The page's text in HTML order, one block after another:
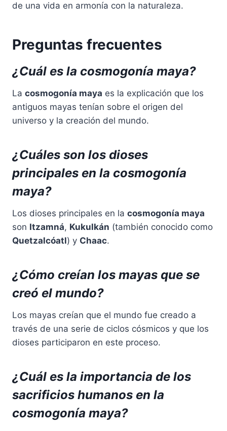
de una vida en armonía con la naturaleza.
Preguntas frecuentes
¿Cuál es la cosmogonía maya?
La cosmogonía maya es la explicación que los
antiguos mayas tenían sobre el origen del
universo y la creación del mundo.
¿Cuáles son los dioses
principales en la cosmogonía
maya?
Los dioses principales en la cosmogonía maya
son Itzamná, Kukulkán (también conocido como
Quetzalcóatl) y Chaac.
¿Cómo creían los mayas que se
creó el mundo?
Los mayas creían que el mundo fue creado a
través de una serie de ciclos cósmicos y que los
dioses participaron en este proceso.
¿Cuál es la importancia de los
sacrificios humanos en la
cosmogonía maya?